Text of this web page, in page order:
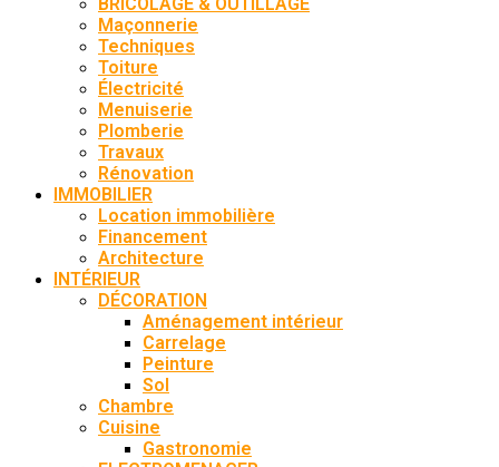
Maçonnerie
Techniques
Toiture
Électricité
Menuiserie
Plomberie
Travaux
Rénovation
IMMOBILIER
Location immobilière
Financement
Architecture
INTÉRIEUR
DÉCORATION
Aménagement intérieur
Carrelage
Peinture
Sol
Chambre
Cuisine
Gastronomie